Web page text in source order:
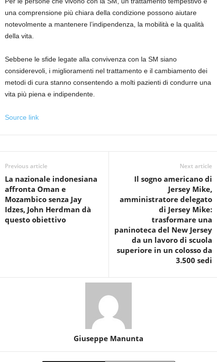
una comprensione più chiara della condizione possono aiutare
notevolmente a mantenere l’indipendenza, la mobilità e la qualità
della vita.
Sebbene le sfide legate alla convivenza con la SM siano
considerevoli, i miglioramenti nel trattamento e il cambiamento dei
metodi di cura stanno consentendo a molti pazienti di condurre una
vita più piena e indipendente.
Source link
Previous article
La nazionale indonesiana
affronta Oman e
Mozambico senza Jay
Idzes, John Herdman dà
questo obiettivo
Next article
Il sogno americano di
Jersey Mike,
amministratore delegato
di Jersey Mike:
trasformare una
paninoteca del New Jersey
da un lavoro di scuola
superiore in un colosso da
3.500 sedi
Giuseppe Manunta